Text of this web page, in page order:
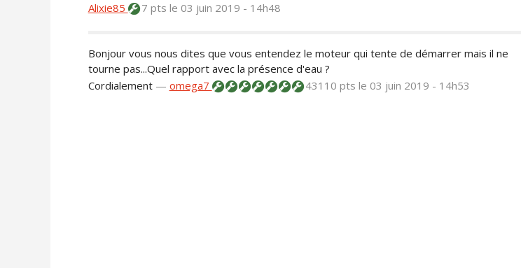
Alixie85
7 pts le 03 juin 2019 - 14h48
Bonjour vous nous dites que vous entendez le moteur qui tente de démarrer mais il ne
tourne pas...Quel rapport avec la présence d'eau ?
Cordialement — omega7 43110 pts le 03 juin 2019 - 14h53